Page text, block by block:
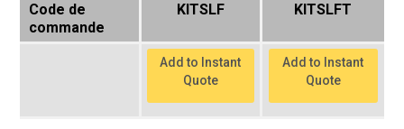
Code de
commande
KITSLF KITSLFT
Add to Instant
Quote
Add to Instant
Quote